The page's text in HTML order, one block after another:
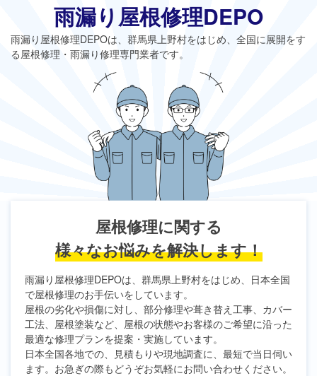
雨漏り屋根修理DEPO
雨漏り屋根修理DEPOは、群馬県上野村をはじめ、全国に展開をす
る屋根修理・雨漏り修理専門業者です。
屋根修理に関する
様々なお悩みを解決します！
雨漏り屋根修理DEPOは、群馬県上野村をはじめ、日本全国
で屋根修理のお手伝いをしています。
屋根の劣化や損傷に対し、部分修理や葺き替え工事、カバー
工法、屋根塗装など、屋根の状態やお客様のご希望に沿った
最適な修理プランを提案・実施しています。
日本全国各地での、見積もりや現地調査に、最短で当日伺い
ます。お急ぎの際もどうぞお気軽にお問い合わせください。